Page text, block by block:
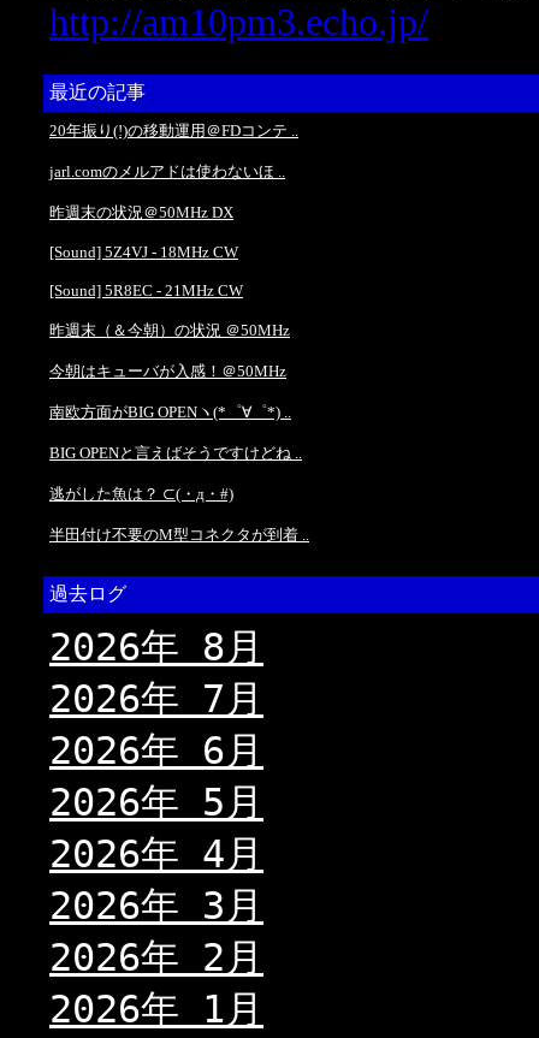
http://am10pm3.echo.jp/
最近の記事
20年振り(!)の移動運用＠FDコンテ ..
jarl.comのメルアドは使わないほ ..
昨週末の状況＠50MHz DX
[Sound] 5Z4VJ - 18MHz CW
[Sound] 5R8EC - 21MHz CW
昨週末（＆今朝）の状況 ＠50MHz
今朝はキューバが入感！＠50MHz
南欧方面がBIG OPENヽ(*゜∀゜*) ..
BIG OPENと言えばそうですけどね ..
逃がした魚は？ ⊂(・д・#)
半田付け不要のM型コネクタが到着 ..
過去ログ
2026年 8月
2026年 7月
2026年 6月
2026年 5月
2026年 4月
2026年 3月
2026年 2月
2026年 1月